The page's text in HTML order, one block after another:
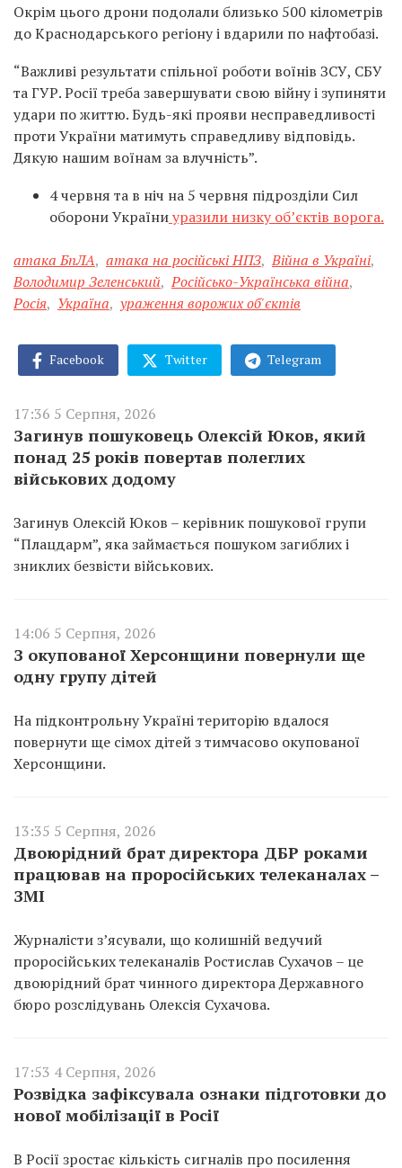
Окрім цього дрони подолали близько 500 кілометрів
до Краснодарського регіону і вдарили по нафтобазі.
“Важливі результати спільної роботи воїнів ЗСУ, СБУ
та ГУР. Росії треба завершувати свою війну і зупиняти
удари по життю. Будь-які прояви несправедливості
проти України матимуть справедливу відповідь.
Дякую нашим воїнам за влучність”.
4 червня та в ніч на 5 червня підрозділи Сил
оборони Україниуразили низку об’єктів ворога.
атака БпЛА, атака на російські НПЗ, Війна в Україні,
Володимир Зеленський, Російсько-Українська війна,
Росія, Україна, ураження ворожих об'єктів
Facebook Twitter Telegram
17:36 5 Серпня, 2026
Загинув пошуковець Олексій Юков, який
понад 25 років повертав полеглих
військових додому
Загинув Олексій Юков – керівник пошукової групи
“Плацдарм”, яка займається пошуком загиблих і
зниклих безвісти військових.
14:06 5 Серпня, 2026
З окупованої Херсонщини повернули ще
одну групу дітей
На підконтрольну Україні територію вдалося
повернути ще сімох дітей з тимчасово окупованої
Херсонщини.
13:35 5 Серпня, 2026
Двоюрідний брат директора ДБР роками
працював на проросійських телеканалах –
ЗМІ
Журналісти з’ясували, що колишній ведучий
проросійських телеканалів Ростислав Сухачов – це
двоюрідний брат чинного директора Державного
бюро розслідувань Олексія Сухачова.
17:53 4 Серпня, 2026
Розвідка зафіксувала ознаки підготовки до
нової мобілізації в Росії
В Росії зростає кількість сигналів про посилення